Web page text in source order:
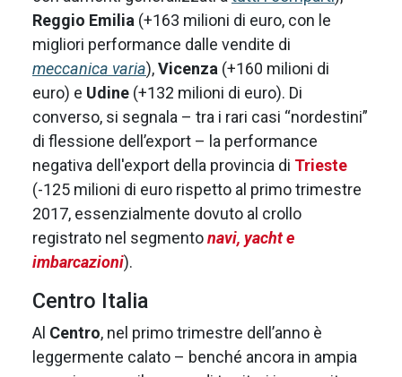
Reggio Emilia (+163 milioni di euro, con le
migliori performance dalle vendite di
meccanica varia),Vicenza (+160 milioni di
euro) e Udine (+132 milioni di euro). Di
converso, si segnala – tra i rari casi “nordestini”
di flessione dell’export – la performance
negativa dell'export della provincia di Trieste
(-125 milioni di euro rispetto al primo trimestre
2017, essenzialmente dovuto al crollo
registrato nel segmentonavi, yacht e
imbarcazioni).
Centro Italia
Al Centro, nel primo trimestre dell’anno è
leggermente calato – benché ancora in ampia